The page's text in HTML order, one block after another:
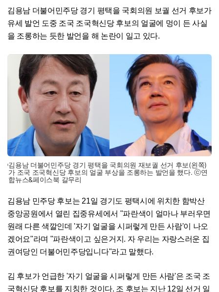
김용남 더불어민주당 경기 평택을 국회의원 보궐 선거 후보가
유세 발언 도중 조국 조국혁신당 후보의 얼굴에 멍이 든 사실
을 조롱하는 듯한 발언을 해 논란이 일고 있다.
김용남 더불어민주당 경기 평택을 국회의원 재보궐 선거 후보(왼쪽)
가 조국 조국혁신당 후보의 얼굴 부상을 조롱하는 발언을 했다. ⓒ연
합뉴스&페이스북 갈무리
김용남 민주당 후보는 21일 경기도 평택시에 위치한 함박산
중앙공원에서 열린 집중유세에서 "파란색이 얼마나 부러우면
원래 다른 색깔인데 '자기 얼굴을 시퍼렇게 만든 사람'이 나오
겠어요"라며 "파란색이고 싶은거지. 자 우리는 자랑스러운 집
권여당인 더불어민주당입니다"라고 말했다.
김 후보가 언급한 '자기 얼굴을 시퍼렇게 만든 사람'은 조국 조
국혁신당 후보를 지칭한 것이다. 조 후보는 지난 12일 선거 일